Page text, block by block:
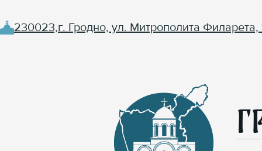
230023,г. Гродно, ул. Митрополита Филарета,